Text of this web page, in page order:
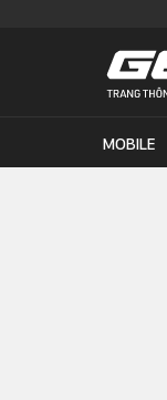
MOBILE